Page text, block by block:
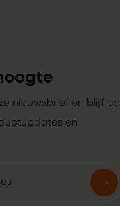
nieuwsbrief en blijf op
en